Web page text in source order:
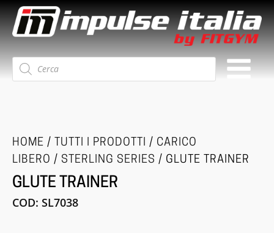
Ricerca
prodotti
HOME / TUTTI I PRODOTTI / CARICO
LIBERO / STERLING SERIES / GLUTE TRAINER
GLUTE TRAINER
COD: SL7038